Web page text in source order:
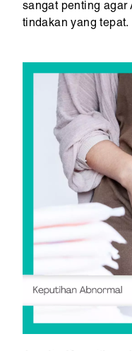
sangat penting agar
tindakan yang tepat.